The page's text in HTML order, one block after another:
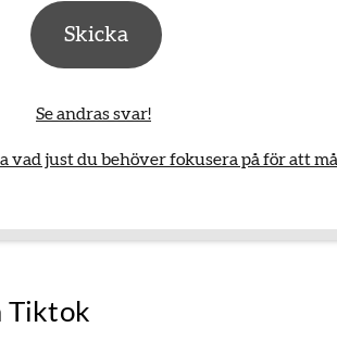
Skicka
Se andras svar!
vad just du behöver fokusera på för att
Tiktok